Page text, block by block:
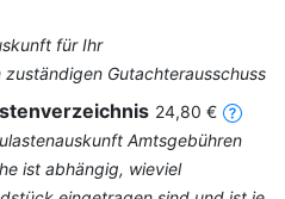
für Ihr
Gutachterausschuss
24,80 €
Amtsgebühren
ist abhängig, wieviel